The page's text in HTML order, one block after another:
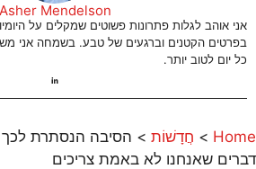
Asher Mendelson
אני אוהב לגלות פתרונות פשוטים שמקלים על
בפרטים הקטנים וברגעים של טבע. בשמחה אני
כל יום לטוב יותר.
Home
> חֲדָשׁוֹת > הסיבה הנסתרת לכך
דברים שאנחנו לא באמת צריכים